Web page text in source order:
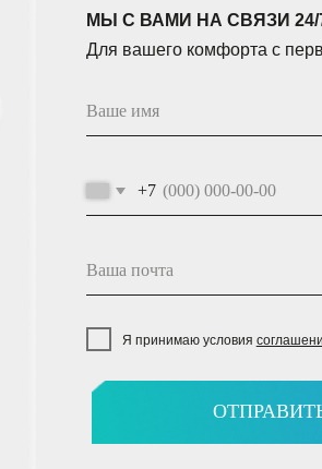
Я принимаю условиясоглашения на